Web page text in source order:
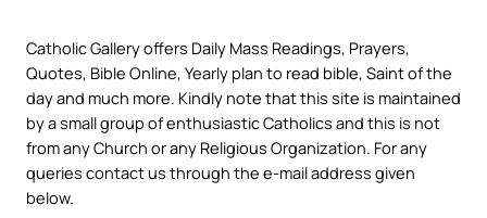
Catholic Gallery offers Daily Mass Readings, Prayers,
Quotes, Bible Online, Yearly plan to read bible, Saint of the
day and much more. Kindly note that this site is maintained
by a small group of enthusiastic Catholics and this is not
from any Church or any Religious Organization. For any
queries contact us through the e-mail address given
below.